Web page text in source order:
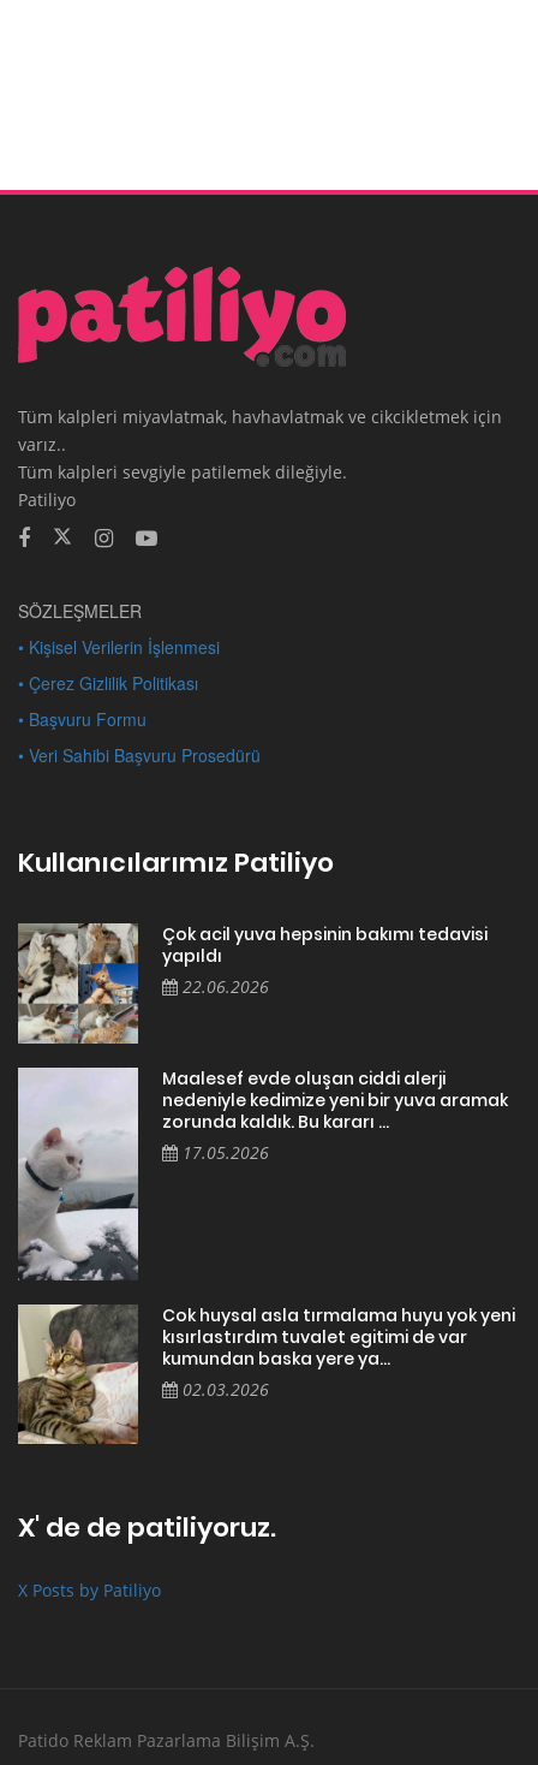
Tüm kalpleri miyavlatmak, havhavlatmak ve cikcikletmek için
varız..
Tüm kalpleri sevgiyle patilemek dileğiyle.
Patiliyo
SÖZLEŞMELER
• Kişisel Verilerin İşlenmesi
• Çerez Gizlilik Politikası
• Başvuru Formu
• Veri Sahibi Başvuru Prosedürü
Kullanıcılarımız Patiliyo
Çok acil yuva hepsinin bakımı tedavisi
yapıldı
22.06.2026
Maalesef evde oluşan ciddi alerji
nedeniyle kedimize yeni bir yuva aramak
zorunda kaldık. Bu kararı ...
17.05.2026
Cok huysal asla tırmalama huyu yok yeni
kısırlastırdım tuvalet egitimi de var
kumundan baska yere ya...
02.03.2026
X' de de patiliyoruz.
X Posts by Patiliyo
Patido Reklam Pazarlama Bilişim A.Ş.